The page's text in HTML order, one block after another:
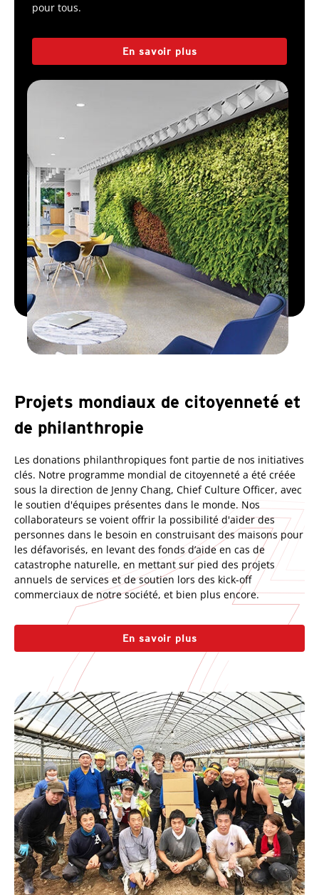
pour tous.
En savoir plus
Projets mondiaux de citoyenneté et
de philanthropie
Les donations philanthropiques font partie de nos initiatives
clés. Notre programme mondial de citoyenneté a été créée
sous la direction de Jenny Chang, Chief Culture Officer, avec
le soutien d'équipes présentes dans le monde. Nos
collaborateurs se voient offrir la possibilité d'aider des
personnes dans le besoin en construisant des maisons pour
les défavorisés, en levant des fonds d’aide en cas de
catastrophe naturelle, en mettant sur pied des projets
annuels de services et de soutien lors des kick-off
commerciaux de notre société, et bien plus encore.
En savoir plus